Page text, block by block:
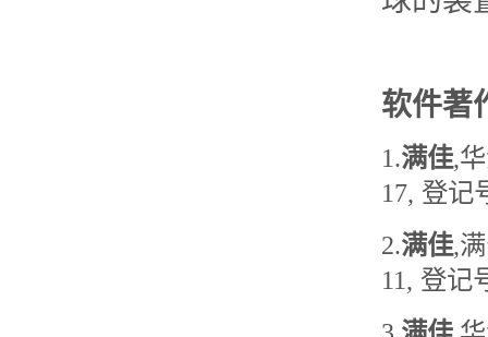
软件著
1.满佳,
17, 登记
2.满佳,
11, 登记